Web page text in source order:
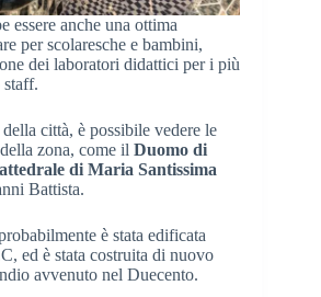
essere anche una ottima
per scolaresche e bambini,
dei laboratori didattici per i più
città, è possibile vedere le
zona, come il Duomo di
di Maria Santissima
Battista.
è stata edificata
ed è stata costruita di nuovo
avvenuto nel Duecento.